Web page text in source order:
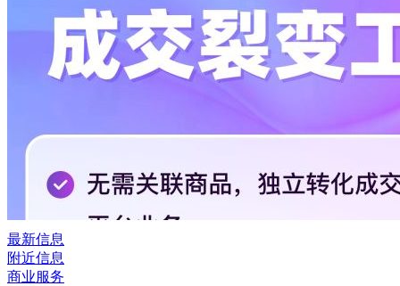
最新信息
附近信息
商业服务